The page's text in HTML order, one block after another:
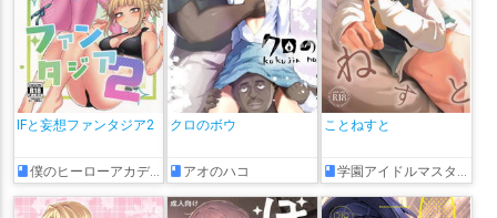
IFと妄想ファンタジア2
僕のヒーローアカデミア
クロのボウ
アオのハコ
ことねすと
学園アイドルマスター